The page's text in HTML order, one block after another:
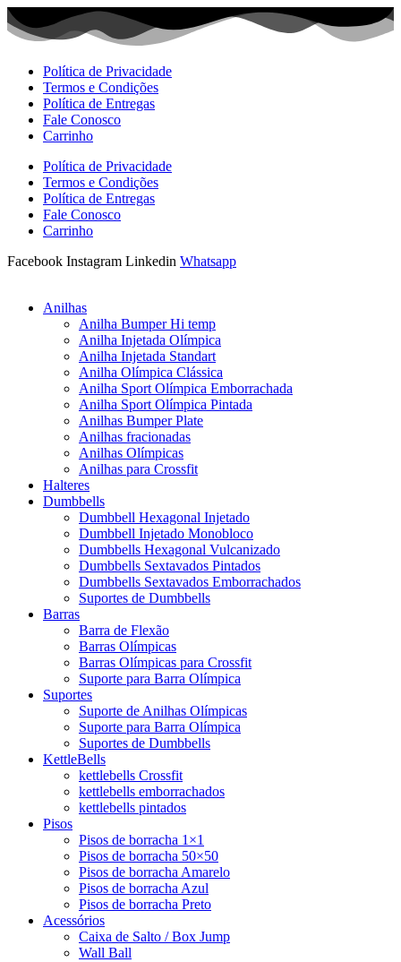
Ir
para
Política de Privacidade
Termos e Condições
Política de Entregas
Fale Conosco
Carrinho
Política de Privacidade
Termos e Condições
Política de Entregas
Fale Conosco
Carrinho
Facebook Instagram Linkedin Whatsapp
Anilhas
Anilha Bumper Hi temp
Anilha Injetada Olímpica
Anilha Injetada Standart
Anilha Olímpica Clássica
Anilha Sport Olímpica Emborrachada
Anilha Sport Olímpica Pintada
Anilhas Bumper Plate
Anilhas fracionadas
Anilhas Olímpicas
Anilhas para Crossfit
Halteres
Dumbbells
Dumbbell Hexagonal Injetado
Dumbbell Injetado Monobloco
Dumbbells Hexagonal Vulcanizado
Dumbbells Sextavados Pintados
Dumbbells Sextavados Emborrachados
Suportes de Dumbbells
Barras
Barra de Flexão
Barras Olímpicas
Barras Olímpicas para Crossfit
Suporte para Barra Olímpica
Suportes
Suporte de Anilhas Olímpicas
Suporte para Barra Olímpica
Suportes de Dumbbells
KettleBells
kettlebells Crossfit
kettlebells emborrachados
kettlebells pintados
Pisos
Pisos de borracha 1×1
Pisos de borracha 50×50
Pisos de borracha Amarelo
Pisos de borracha Azul
Pisos de borracha Preto
Acessórios
Caixa de Salto / Box Jump
Wall Ball